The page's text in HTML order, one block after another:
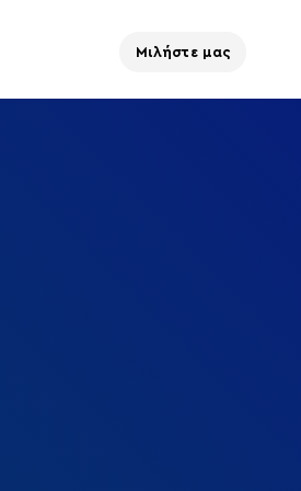
Μιλήστε μας